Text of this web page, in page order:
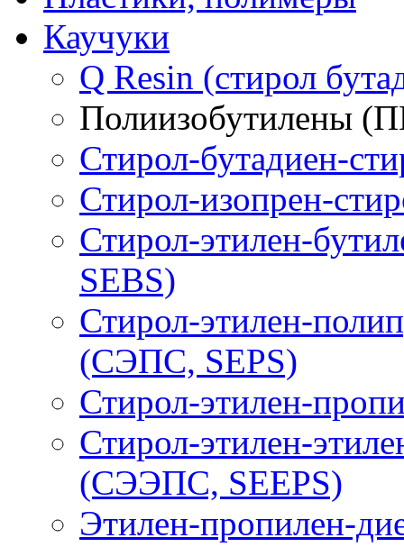
Каучуки
Q Resin (стирол
Полиизобутилены
Стирол-бутадиен-
Стирол-изопрен-
Стирол-этилен-
SEBS)
Стирол-этилен-
(СЭПС, SEPS)
Стирол-этилен-
Стирол-этилен-
(СЭЭПС, SEEPS)
Этилен-пропилен-